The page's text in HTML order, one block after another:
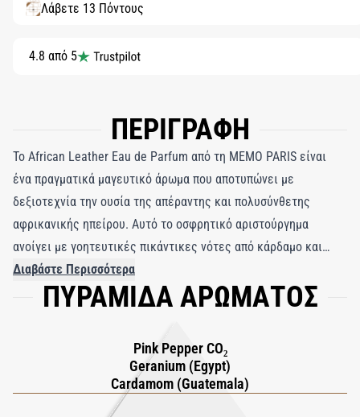
Λάβετε 13 Πόντους
4.8 από 5
ΠΕΡΙΓΡΑΦΗ
Το African Leather Eau de Parfum από τη MEMO PARIS είναι
ένα πραγματικά μαγευτικό άρωμα που αποτυπώνει με
δεξιοτεχνία την ουσία της απέραντης και πολυσύνθετης
αφρικανικής ηπείρου. Αυτό το οσφρητικό αριστούργημα
ανοίγει με γοητευτικές πικάντικες νότες από κάρδαμο και
σαφράν, που θυμίζουν τη ζεστασιά και την ενέργεια που
διατρέχουν την καρδιά της σαβάνας. Καθώς το άρωμα
συμπληρώνει τον άγριο και αδάμαστο χαρακτήρα του
δέρματος. Το αποτέλεσμα είναι ένα εξαιρετικό οσφρητικό
ταξίδι που σας μεταφέρει στην καρδιά της Αφρικής, όπου τα
Διαβάστε Περισσότερα
ΠΥΡΑΜΙΔΑ ΑΡΩΜΑΤΟΣ
Pink Pepper CO₂
Geranium (Egypt)
Cardamom (Guatemala)